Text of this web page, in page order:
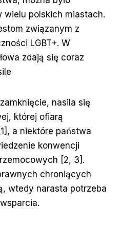
wielu polskich miastach.
związanym z
LGBT+. W
zdają się coraz
nasila się
której ofiarą
a niektóre państwa
konwencji
[2, 3].
chroniących
wtedy narasta potrzeba